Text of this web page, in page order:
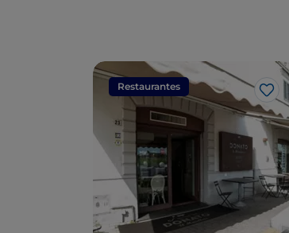
Restaurantes
Me